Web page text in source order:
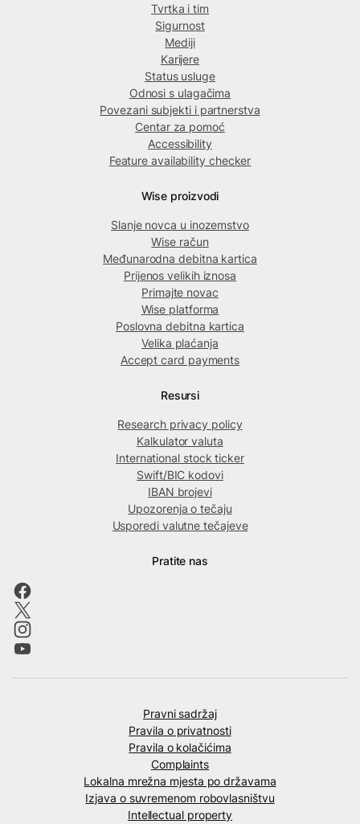
Tvrtka i tim
Sigurnost
Mediji
Karijere
Status usluge
Odnosi s ulagačima
Povezani subjekti i partnerstva
Centar za pomoć
Accessibility
Feature availability checker
Wise proizvodi
Slanje novca u inozemstvo
Wise račun
Međunarodna debitna kartica
Prijenos velikih iznosa
Primajte novac
Wise platforma
Poslovna debitna kartica
Velika plaćanja
Accept card payments
Resursi
Research privacy policy
Kalkulator valuta
International stock ticker
Swift/BIC kodovi
IBAN brojevi
Upozorenja o tečaju
Usporedi valutne tečajeve
Pratite nas
Pravni sadržaj
Pravila o privatnosti
Pravila o kolačićima
Complaints
Lokalna mrežna mjesta po državama
Izjava o suvremenom robovlasništvu
Intellectual property